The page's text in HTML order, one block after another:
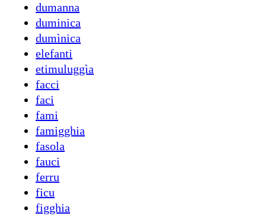
dumanna
duminica
dumìnica
elefanti
etimuluggìa
facci
faci
fami
famigghia
fasola
fauci
ferru
ficu
figghia